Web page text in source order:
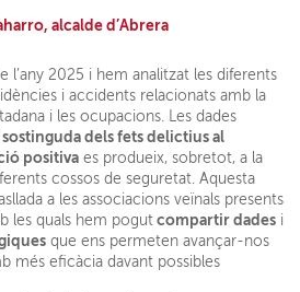
alcalde d’Abrera
l’any 2025 i hem analitzat les diferents
i accidents relacionats amb la
i les ocupacions. Les dades
dels fets delictius al
positiva es produeix, sobretot, a la
cossos de seguretat. Aquesta
a les associacions veïnals presents
les quals hem pogut compartir dades i
que ens permeten avançar-nos
més eficàcia davant possibles